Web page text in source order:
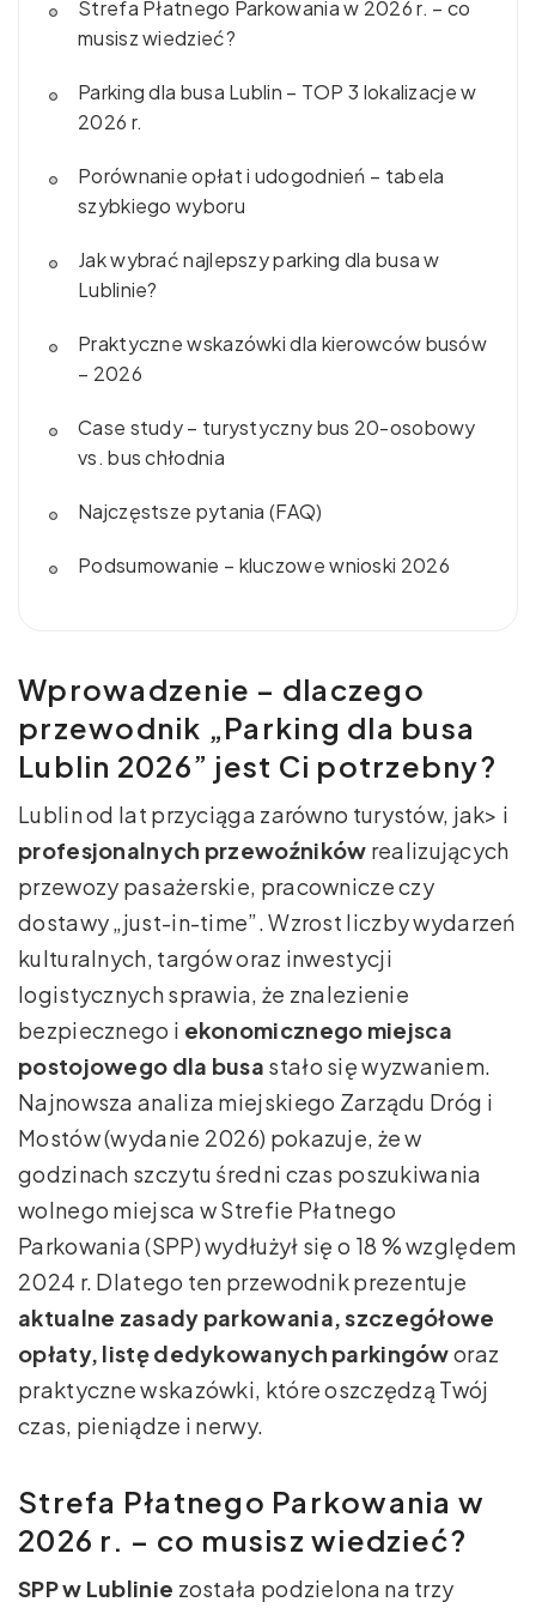
Strefa Płatnego Parkowania w 2026 r. – co
musisz wiedzieć?
Parking dla busa Lublin – TOP 3 lokalizacje w
2026 r.
Porównanie opłat i udogodnień – tabela
szybkiego wyboru
Jak wybrać najlepszy parking dla busa w
Lublinie?
Praktyczne wskazówki dla kierowców busów
– 2026
Case study – turystyczny bus 20-osobowy
vs. bus chłodnia
Najczęstsze pytania (FAQ)
Podsumowanie – kluczowe wnioski 2026
Wprowadzenie – dlaczego
przewodnik „Parking dla busa
Lublin 2026” jest Ci potrzebny?
Lublin od lat przyciąga zarówno turystów, jak> i
profesjonalnych przewoźników realizujących
przewozy pasażerskie, pracownicze czy
dostawy „just-in-time”. Wzrost liczby wydarzeń
kulturalnych, targów oraz inwestycji
logistycznych sprawia, że znalezienie
bezpiecznego i ekonomicznego miejsca
postojowego dla busa stało się wyzwaniem.
Najnowsza analiza miejskiego Zarządu Dróg i
Mostów (wydanie 2026) pokazuje, że w
godzinach szczytu średni czas poszukiwania
wolnego miejsca w Strefie Płatnego
Parkowania (SPP) wydłużył się o 18 % względem
2024 r. Dlatego ten przewodnik prezentuje
aktualne zasady parkowania, szczegółowe
opłaty, listę dedykowanych parkingóworaz
praktyczne wskazówki, które oszczędzą Twój
czas, pieniądze i nerwy.
Strefa Płatnego Parkowania w
2026 r. – co musisz wiedzieć?
SPP w Lublinie została podzielona na trzy